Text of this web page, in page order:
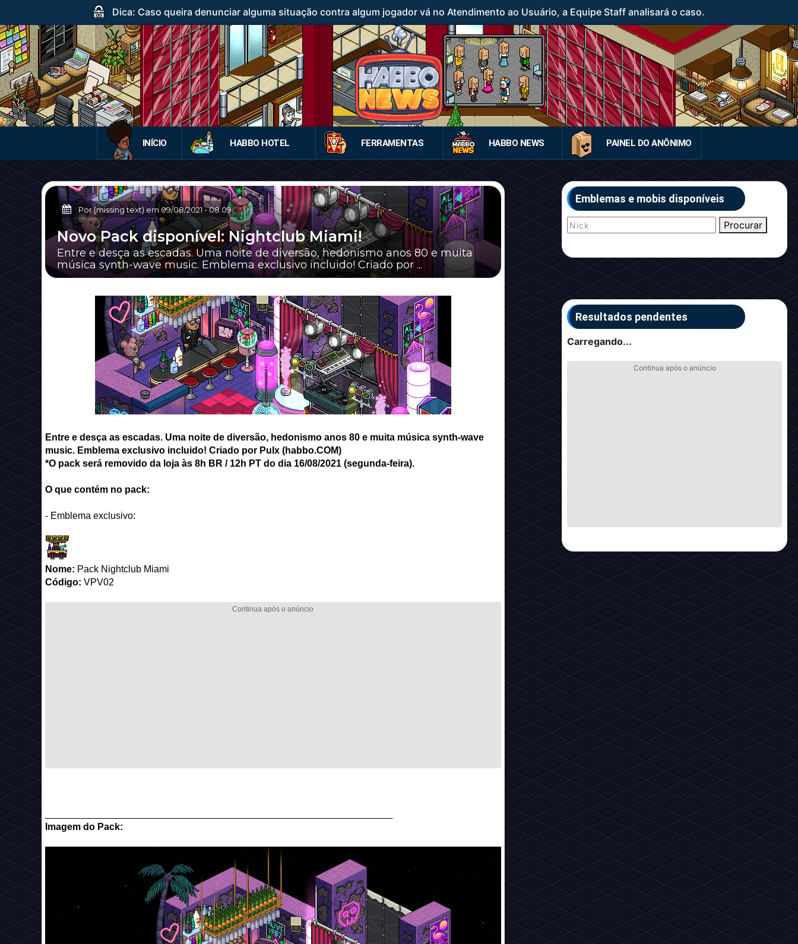
Dica: Caso queira denunciar alguma situação contra algum jogador vá no Atendimento ao Usuário, a Equipe Staff analisará o caso.
INÍCIO HABBO HOTEL FERRAMENTAS HABBO NEWS PAINEL DO ANÔNIMO
Por (missing text) em 09/08/2021-08:09
Novo Pack disponível: Nightclub Miami!
Entre e desça as escadas. Uma noite de diversão, hedonismo anos 80 e muita
música synth-wave music. Emblema exclusivo incluido! Criado por ...
Entre e desça as escadas. Uma noite de diversão, hedonismo anos 80 e muita música synth-wave
music. Emblema exclusivo incluido! Criado por Pulx (habbo.COM)
*O pack será removido da loja às 8h BR / 12h PT do dia 16/08/2021 (segunda-feira).
O que contém no pack:
- Emblema exclusivo:
Nome: Pack Nightclub Miami
Código: VPV02
Imagem do Pack:
Emblemas e mobis disponíveis
Procurar
Resultados pendentes
Carregando...